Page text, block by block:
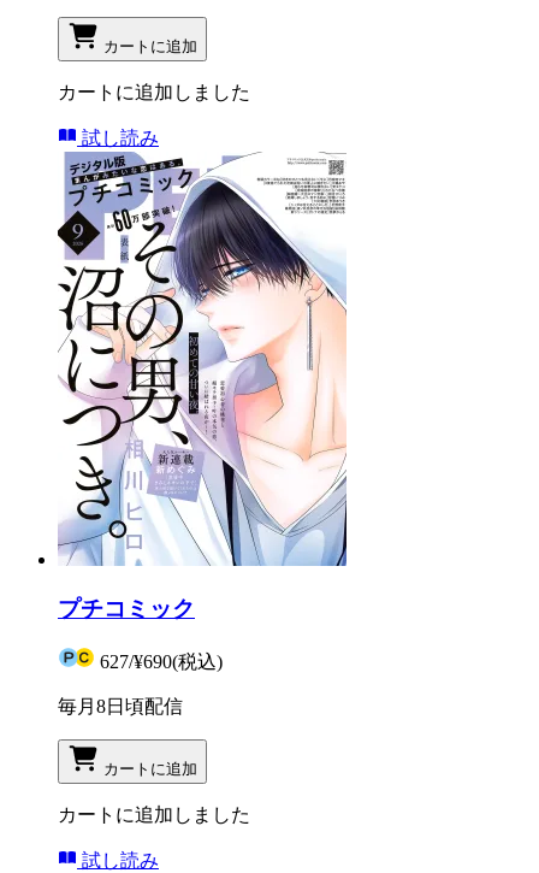
カートに追加
カートに追加しました
試し読み
プチコミック
627/¥690(税込)
毎月8日頃配信
カートに追加
カートに追加しました
試し読み